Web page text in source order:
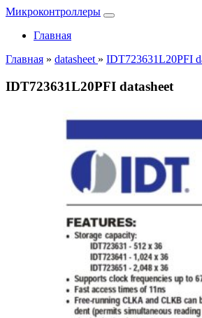
Микроконтроллеры
Главная
Главная » datasheet » IDT723631L20PFI
IDT723631L20PFI datasheet